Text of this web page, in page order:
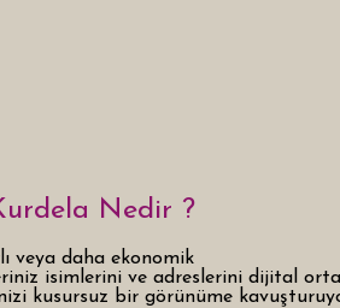
Nedir ?
veya daha ekonomik
isimlerini ve adreslerini dijital
kusursuz bir görünüme